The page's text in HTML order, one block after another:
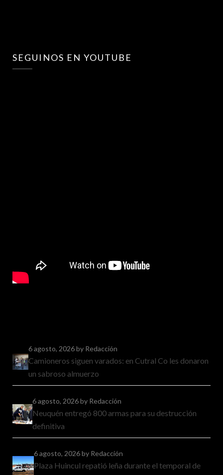
SEGUINOS EN YOUTUBE
6 agosto, 2026by Redacción
Camioneros siguen varados: en Cutral Co les donaron
un sabroso almuerzo
6 agosto, 2026by Redacción
Neuquén entregó 800 armas para su destrucción
definitiva
6 agosto, 2026by Redacción
Plaza Huincul repatió leña durante el temporal de